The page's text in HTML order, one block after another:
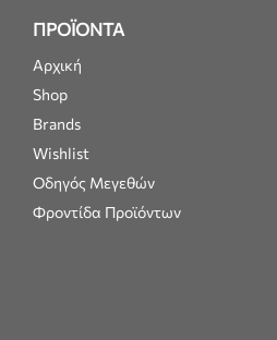
ΠΡΟΪΟΝΤΑ
Αρχική
Shop
Brands
Wishlist
Οδηγός Μεγεθών
Φροντίδα Προϊόντων